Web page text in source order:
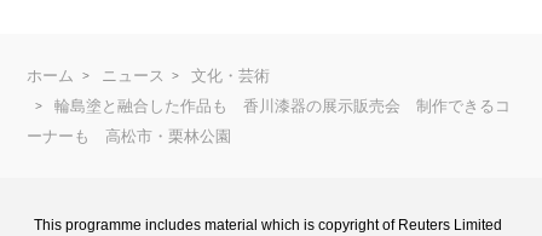
ホーム ニュース
文化・芸術
輪島塗と融合した作品も 香川漆器の展示販売会 制作できるコ
ーナーも 高松市・栗林公園
This programme includes material which is copyright of Reuters Limited